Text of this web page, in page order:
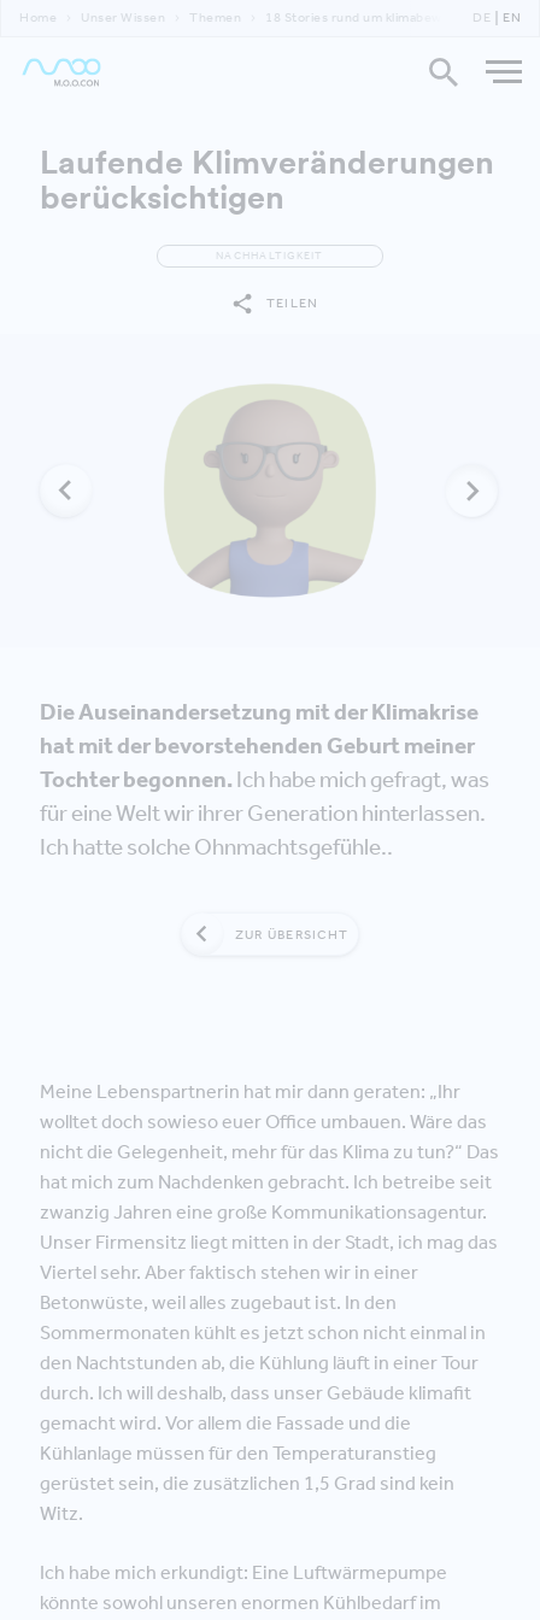
Home Unser Wissen Themen 18 Stories rund um klimabewussteDE EN
Laufende Klimveränderungen
berücksichtigen
NACHHALTIGKEIT
TEILEN
Die Auseinandersetzung mit der Klimakrise
hat mit der bevorstehenden Geburt meiner
Tochter begonnen. Ich habe mich gefragt, was
für eine Welt wir ihrer Generation hinterlassen.
Ich hatte solche Ohnmachtsgefühle..
ZUR ÜBERSICHT
Meine Lebenspartnerin hat mir dann geraten: „Ihr
wolltet doch sowieso euer Office umbauen. Wäre das
nicht die Gelegenheit, mehr für das Klima zu tun?“ Das
hat mich zum Nachdenken gebracht. Ich betreibe seit
zwanzig Jahren eine große Kommunikationsagentur.
Unser Firmensitz liegt mitten in der Stadt, ich mag das
Viertel sehr. Aber faktisch stehen wir in einer
Betonwüste, weil alles zugebaut ist. In den
Sommermonaten kühlt es jetzt schon nicht einmal in
den Nachtstunden ab, die Kühlung läuft in einer Tour
durch. Ich will deshalb, dass unser Gebäude klimafit
gemacht wird. Vor allem die Fassade und die
Kühlanlage müssen für den Temperaturanstieg
gerüstet sein, die zusätzlichen 1,5 Grad sind kein
Witz.
Ich habe mich erkundigt: Eine Luftwärmepumpe
könnte sowohl unseren enormen Kühlbedarf im